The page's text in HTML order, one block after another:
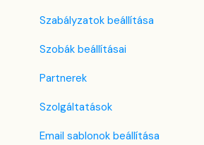
Szabályzatok beállítása
Szobák beállításai
Partnerek
Szolgáltatások
Email sablonok beállítása